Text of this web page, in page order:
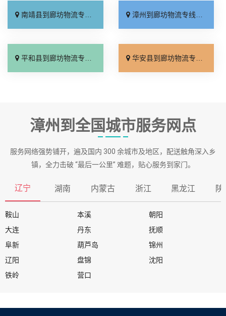
南靖县到廊坊物流专线_专业靠谱「快速响应」 漳州到廊坊物流专线_快速直达「运价查询」
平和县到廊坊物流专线_实时反馈「高效运输」 华安县到廊坊物流专线_快速直达「托运省心」
漳州到全国城市服务网点
服务网络强势铺开，遍及国内 300 余城市及地区，配送触角深入乡
镇，全力击破 “最后一公里” 难题，贴心服务到家门。
辽宁 湖南 内蒙古 浙江 黑龙江 陕
鞍山 本溪
朝阳
大连
丹东
抚顺
阜新
葫芦岛
锦州
辽阳
盘锦
沈阳
铁岭
营口